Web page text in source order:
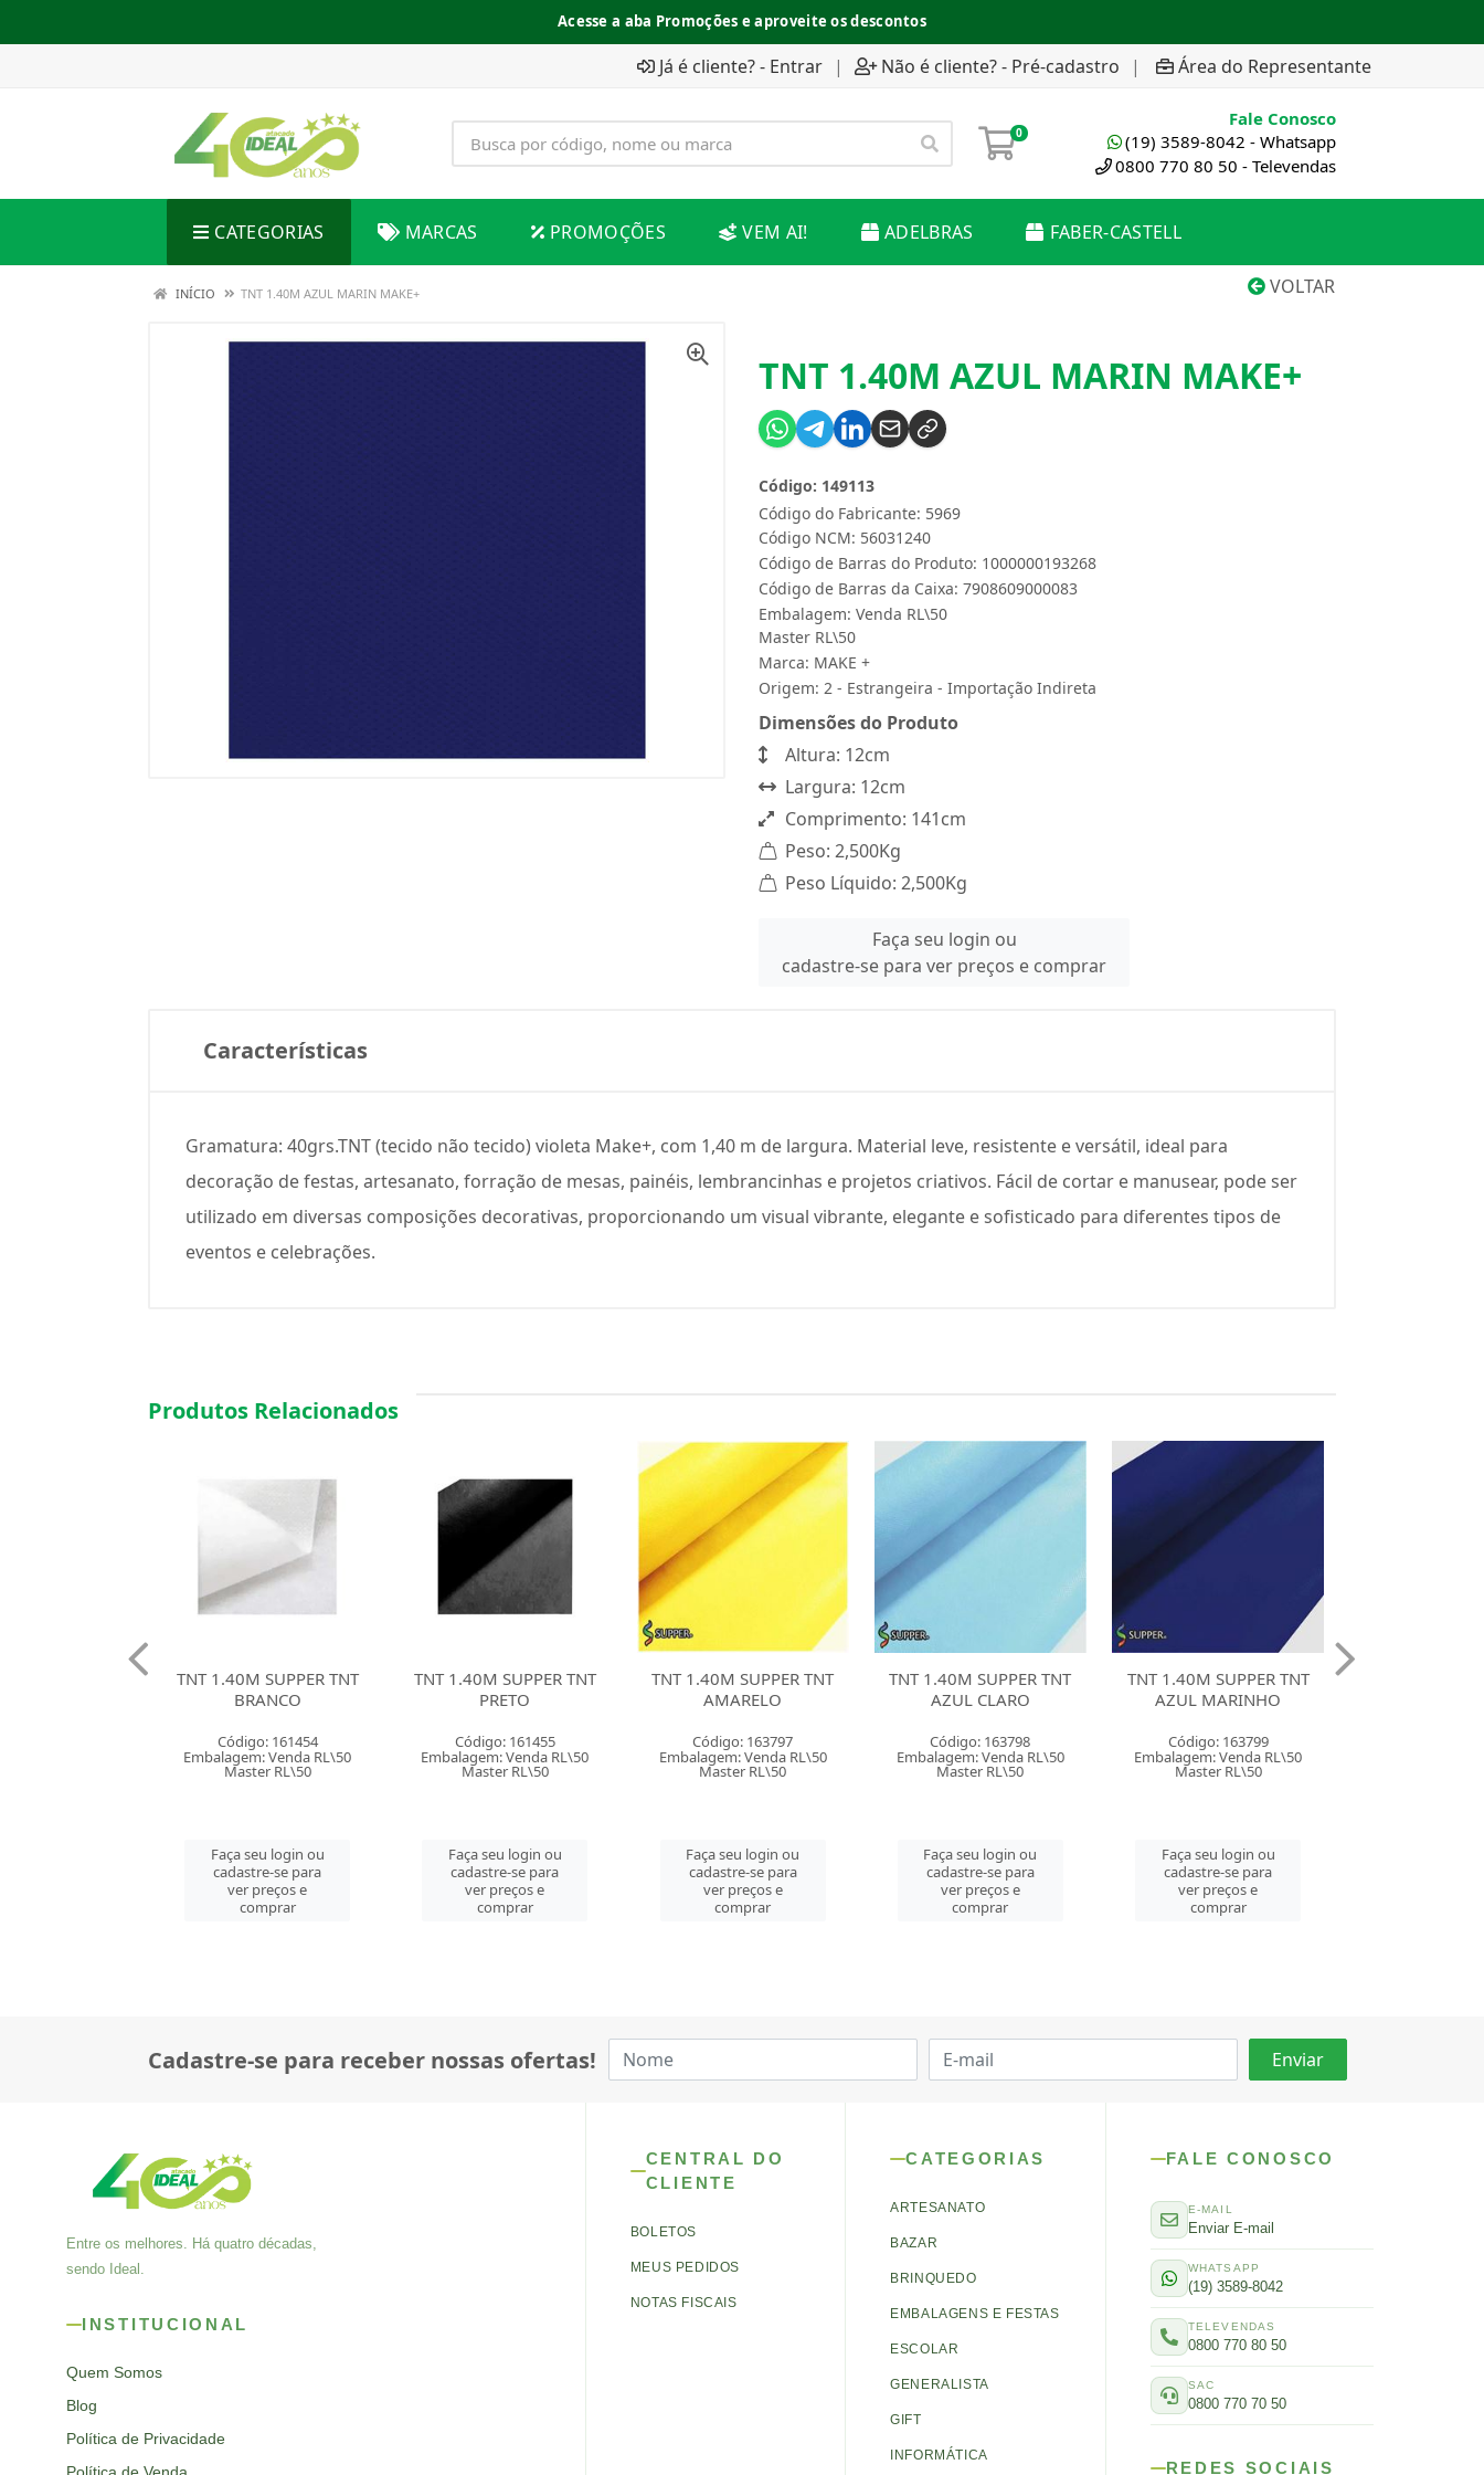
Acesse a aba Promoções e aproveite os descontos
Já é cliente? - Entrar | Não é cliente? - Pré-cadastro | Área do Representante
0
Fale Conosco
(19) 3589-8042 - Whatsapp
0800 770 80 50 - Televendas
CATEGORIAS MARCAS PROMOÇÕES VEM AI! ADELBRAS FABER-CASTELL
VOLTAR
INÍCIO TNT 1.40M AZUL MARIN MAKE+
TNT 1.40M AZUL MARIN MAKE+
Código do Fabricante: 5969
Código: 149113
Código NCM: 56031240
Código de Barras do Produto: 1000000193268
Código de Barras da Caixa: 7908609000083
Embalagem: Venda RL\50
Master RL\50
Marca: MAKE +
Origem: 2 - Estrangeira - Importação Indireta
Dimensões do Produto
Altura: 12cm
Largura: 12cm
Comprimento: 141cm
Peso: 2,500Kg
Peso Líquido: 2,500Kg
Faça seu login ou
cadastre-se para ver preços e comprar
Características
Gramatura: 40grs.TNT (tecido não tecido) violeta Make+, com 1,40 m de largura. Material leve, resistente e versátil, ideal para
decoração de festas, artesanato, forração de mesas, painéis, lembrancinhas e projetos criativos. Fácil de cortar e manusear, pode ser
utilizado em diversas composições decorativas, proporcionando um visual vibrante, elegante e sofisticado para diferentes tipos de
eventos e celebrações.
Produtos Relacionados
TNT 1.40M SUPPER TNT
PRETO
Código: 161455
Embalagem: Venda RL\50
Master RL\50
Faça seu login ou
cadastre-se para
ver preços e
comprar
TNT 1.40M SUPPER TNT
AMARELO
Código: 163797
Embalagem: Venda RL\50
Master RL\50
Faça seu login ou
cadastre-se para
ver preços e
comprar
TNT 1.40M SUPPER TNT
AZUL CLARO
Código: 163798
Embalagem: Venda RL\50
Master RL\50
Faça seu login ou
cadastre-se para
ver preços e
comprar
TNT 1.40M SUPPER TNT
AZUL MARINHO
Código: 163799
Embalagem: Venda RL\50
Master RL\50
Faça seu login ou
cadastre-se para
ver preços e
comprar
TNT 1.40M SUPPER TNT
BEGE
Código: 163801
Embalagem: Venda RL\50
Master RL\50
Faça seu login ou
cadastre-se para
ver preços e
comprar
Cadastre-se para receber nossas ofertas!
Entre os melhores. Há quatro décadas,
sendo Ideal.
INSTITUCIONAL
Quem Somos
Blog
Política de Privacidade
CENTRAL DO
CLIENTE
BOLETOS
MEUS PEDIDOS
NOTAS FISCAIS
CATEGORIAS
ARTESANATO
BAZAR
BRINQUEDO
EMBALAGENS E FESTAS
ESCOLAR
GENERALISTA
GIFT
INFORMÁTICA
FALE CONOSCO
E-MAIL
Enviar E-mail
WHATSAPP
(19) 3589-8042
TELEVENDAS
0800 770 80 50
SAC
0800 770 70 50
REDES SOCIAIS